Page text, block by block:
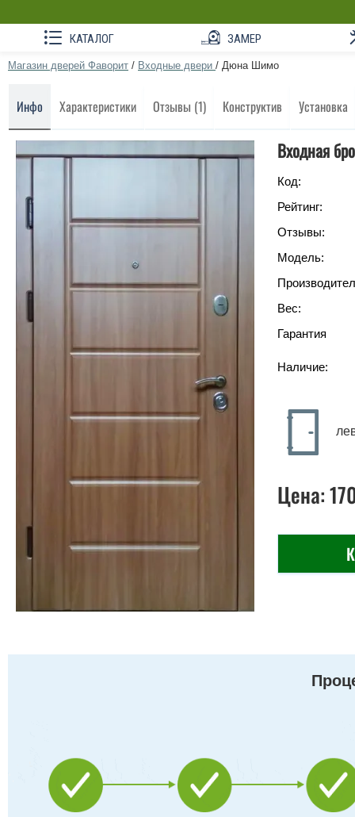
КАТАЛОГ ЗАМЕР
Магазин дверей Фаворит / Входные двери / Дюна Шимо
Инфо Характеристики Отзывы (1) Конструктив Установка
Входная
Код:
Рейтинг:
Отзывы:
Модель:
Вес:
Гарантия
Наличие:
Цена: